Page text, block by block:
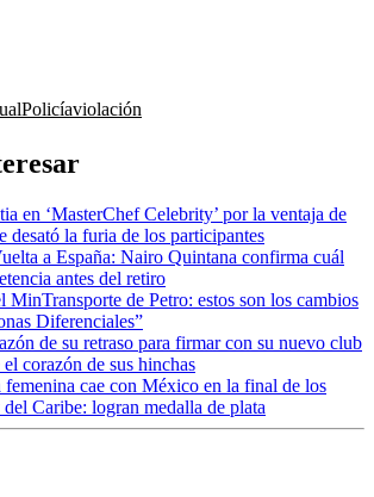
Policíaviolación
en ‘MasterChef Celebrity’ por la ventaja de
desató la furia de los participantes
a España: Nairo Quintana confirma cuál
antes del retiro
MinTransporte de Petro: estos son los cambios
Diferenciales”
de su retraso para firmar con su nuevo club
corazón de sus hinchas
cae con México en la final de los
Caribe: logran medalla de plata